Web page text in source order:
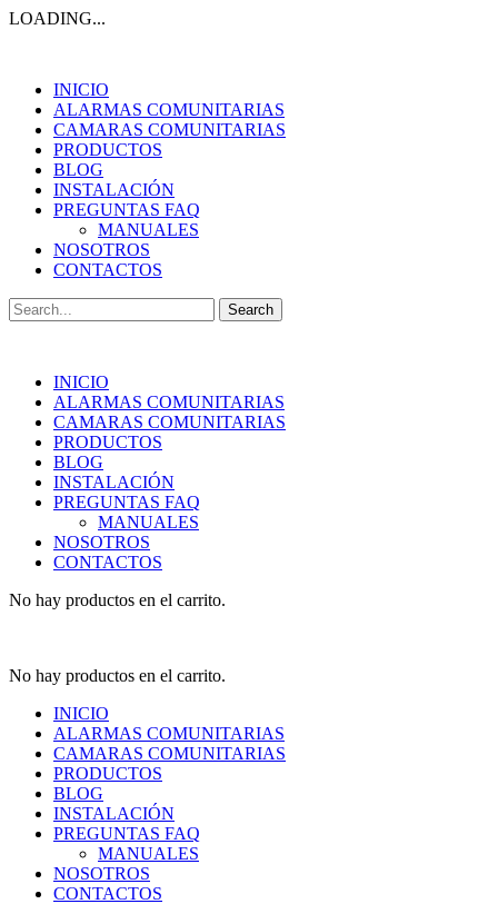
LOADING...
INICIO
ALARMAS COMUNITARIAS
CAMARAS COMUNITARIAS
PRODUCTOS
BLOG
INSTALACIÓN
PREGUNTAS FAQ
MANUALES
NOSOTROS
CONTACTOS
Search
for:
INICIO
ALARMAS COMUNITARIAS
CAMARAS COMUNITARIAS
PRODUCTOS
BLOG
INSTALACIÓN
PREGUNTAS FAQ
MANUALES
NOSOTROS
CONTACTOS
No hay productos en el carrito.
No hay productos en el carrito.
INICIO
ALARMAS COMUNITARIAS
CAMARAS COMUNITARIAS
PRODUCTOS
BLOG
INSTALACIÓN
PREGUNTAS FAQ
MANUALES
NOSOTROS
CONTACTOS